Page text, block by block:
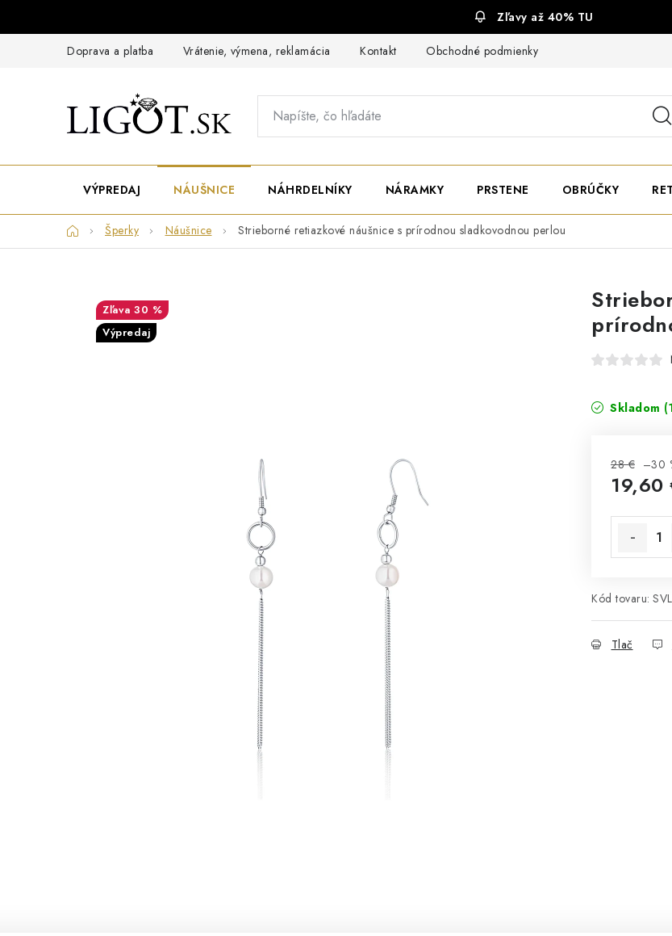
Zľavy až 40% TU
Doprava a platba Vrátenie, výmena, reklamácia Kontakt Obchodné podmienky
VÝPREDAJ NÁUŠNICE NÁHRDELNÍKY NÁRAMKY PRSTENE OBRÚČKY
DomovŠperky Náušnice Strieborné retiazkové náušnice s prírodnou sladkovodnou perlou
Skladom
28 € –30
19,60
Kód tovaru:
Tlač
30 %
Výpredaj